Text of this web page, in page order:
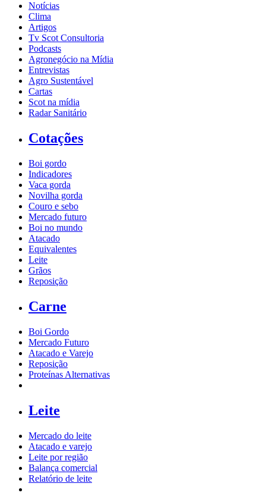
Notícias
Clima
Artigos
Tv Scot Consultoria
Podcasts
Agronegócio na Mídia
Entrevistas
Agro Sustentável
Cartas
Scot na mídia
Radar Sanitário
Cotações
Boi gordo
Indicadores
Vaca gorda
Novilha gorda
Couro e sebo
Mercado futuro
Boi no mundo
Atacado
Equivalentes
Leite
Grãos
Reposição
Carne
Boi Gordo
Mercado Futuro
Atacado e Varejo
Reposição
Proteínas Alternativas
Leite
Mercado do leite
Atacado e varejo
Leite por região
Balança comercial
Relatório de leite